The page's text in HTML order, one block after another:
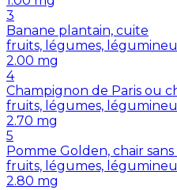
3
Banane plantain, cuite
fruits, légumes,
2.00 mg
4
Champignon de Paris ou
fruits, légumes,
2.70 mg
5
Pomme Golden, chair
fruits, légumes,
2.80 mg